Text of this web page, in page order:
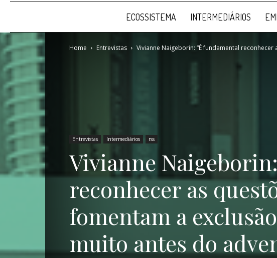
ECOSSISTEMA INTERMEDIÁRIOS
Home Entrevistas Vivianne Naigeborin: “É fundamental
Entrevistas Intermediários rss
Vivianne
reconhecer as
fomentam a
muito antes do